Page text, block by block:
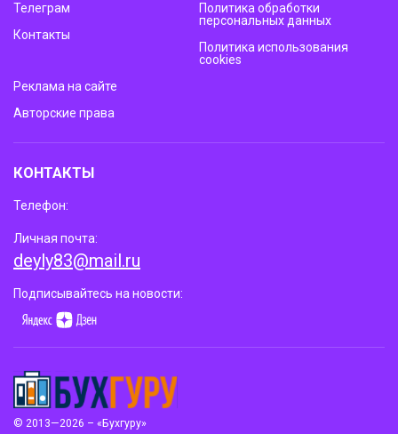
© 2013—2026 – «Бухгуру»
Телеграм
Контакты
Политика обработки
персональных данных
Политика использования
cookies
Реклама на сайте
Авторские права
КОНТАКТЫ
Телефон:
Личная почта:
deyly83@mail.ru
Подписывайтесь на новости: